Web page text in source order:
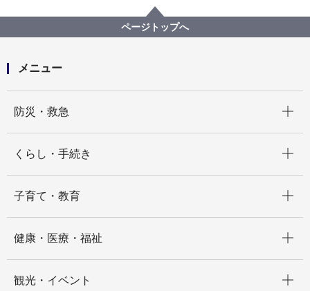
地域スポーツの振興など
横浜市スポーツ推進委員の概要
ページトップへ
メニュー
防災・救急
くらし・手続き
子育て・教育
健康・医療・福祉
観光・イベント